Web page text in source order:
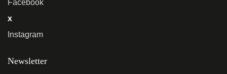
Facebook
x
Instagram
Newsletter